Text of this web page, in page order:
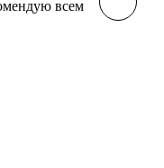
всем